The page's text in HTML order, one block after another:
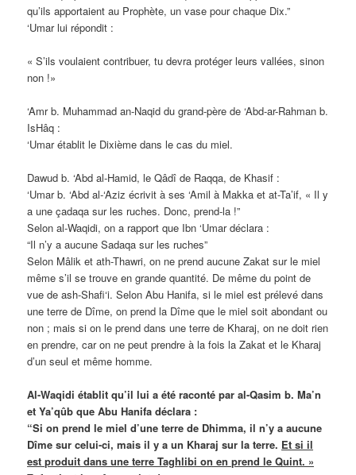
qu’ils apportaient au Prophète, un vase pour chaque Dix.”
‘Umar lui répondit :
« S’ils voulaient contribuer, tu devra protéger leurs vallées, sinon
non !»
‘Amr b. Muhammad an-Naqid du grand-père de ‘Abd-ar-Rahman b.
IsHâq :
‘Umar établit le Dixième dans le cas du miel.
Dawud b. ‘Abd al-Hamid, le Qâdî de Raqqa, de Khasif :
‘Umar b. ‘Abd al-‘Aziz écrivit à ses ‘Amil à Makka et at-Ta’if, « Il y
a une çadaqa sur les ruches. Donc, prend-la !”
Selon al-Waqidi, on a rapport que Ibn ‘Umar déclara :
“Il n’y a aucune Sadaqa sur les ruches”
Selon Mâlik et ath-Thawri, on ne prend aucune Zakat sur le miel
même s’il se trouve en grande quantité. De même du point de
vue de ash-Shafi‘i. Selon Abu Hanifa, si le miel est prélevé dans
une terre de Dîme, on prend la Dîme que le miel soit abondant ou
non ; mais si on le prend dans une terre de Kharaj, on ne doit rien
en prendre, car on ne peut prendre à la fois la Zakat et le Kharaj
d’un seul et même homme.
Al-Waqidi établit qu’il lui a été raconté par al-Qasim b. Ma’n
et Ya’qûb que Abu Hanifa déclara :
“Si on prend le miel d’une terre de Dhimma, il n’y a aucune
Dîme sur celui-ci, mais il y a un Kharaj sur la terre. Et si il
est produit dans une terre Taghlibi on en prend le Quint. »